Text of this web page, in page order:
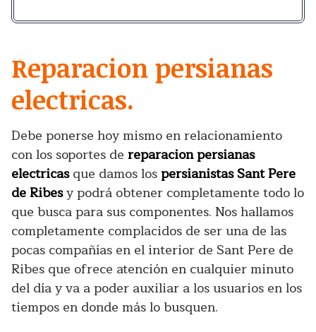
Reparacion persianas
electricas.
Debe ponerse hoy mismo en relacionamiento
con los soportes de reparacion persianas
electricasque damos lospersianistas Sant Pere
de Ribesy podrá obtener completamente todo lo
que busca para sus componentes. Nos hallamos
completamente complacidos de ser una de las
pocas compañías en el interior de Sant Pere de
Ribes que ofrece atención en cualquier minuto
del día y va a poder auxiliar a los usuarios en los
tiempos en donde más lo busquen.